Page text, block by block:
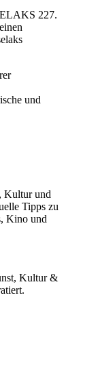
227.
und
Kultur und
Tipps zu
Kino und
Kultur &